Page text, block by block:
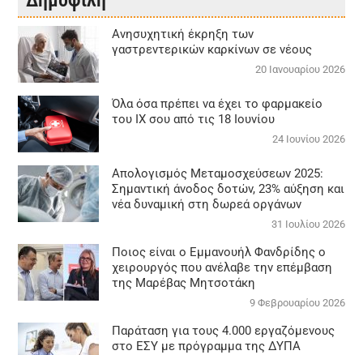
Aνησυχητική έκρηξη των
γαστρεντερικών καρκίνων σε νέους
20 Ιανουαρίου 2026
Όλα όσα πρέπει να έχει το φαρμακείο
του ΙΧ σου από τις 18 Ιουνίου
24 Ιουνίου 2026
Απολογισμός Μεταμοσχεύσεων 2025:
Σημαντική άνοδος δοτών, 23% αύξηση και
νέα δυναμική στη δωρεά οργάνων
31 Ιουλίου 2026
Ποιος είναι ο Εμμανουήλ Φανδρίδης ο
χειρουργός που ανέλαβε την επέμβαση
της Μαρέβας Μητσοτάκη
9 Φεβρουαρίου 2026
Παράταση για τους 4.000 εργαζόμενους
στο ΕΣΥ με πρόγραμμα της ΔΥΠΑ